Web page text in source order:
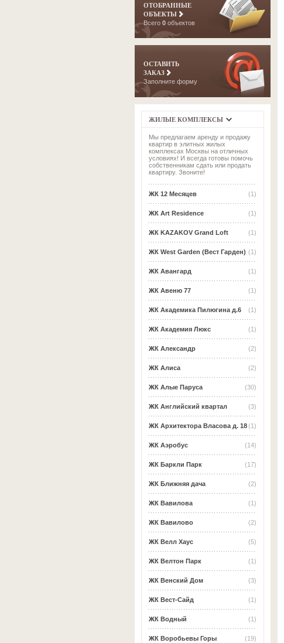
ОТОБРАННЫЕ
ОБЪЕКТЫ
Всего 0 объектов
ОСТАВИТЬ
ЗАКАЗ
Заполните форму
ЖИЛЫЕ КОМПЛЕКСЫ
Мы предлагаем аренду и продажу
квартир в элитных жилых
комплексах Москвы на отличных
условиях! И всегда готовы помочь
собственникам сдать или продать
квартиру. Звоните!
(1)
ЖК 12 Месяцев
(1)
ЖК Art Residence
(1)
ЖК KAZAKOV Grand Loft
(1)
ЖК West Garden (Вест Гарден)
(1)
ЖК Авангард
(1)
ЖК Авеню 77
(1)
ЖК Академика Пилюгина д.6
(1)
ЖК Академия Люкс
(2)
ЖК Александр
(2)
ЖК Алиса
(30)
ЖК Алые Паруса
(3)
ЖК Английский квартал
(1)
ЖК Архитектора Власова д. 18
(14)
ЖК Аэробус
(17)
ЖК Баркли Парк
(2)
ЖК Ближняя дача
(1)
ЖК Вавилова
(2)
ЖК Вавилово
(5)
ЖК Велл Хаус
(1)
ЖК Велтон Парк
(3)
ЖК Венский Дом
(1)
ЖК Вест-Сайд
(1)
ЖК Водный
(19)
ЖК Воробьевы Горы